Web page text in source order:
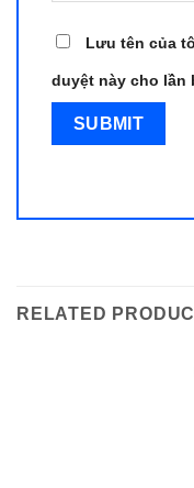
Lưu tên của
duyệt này cho lần
RELATED